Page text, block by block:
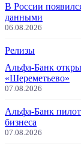
В России
данными
06.08.2026
Релизы
Альфа-Банк
«Шереметьево»
07.08.2026
Альфа-Банк
бизнеса
07.08.2026